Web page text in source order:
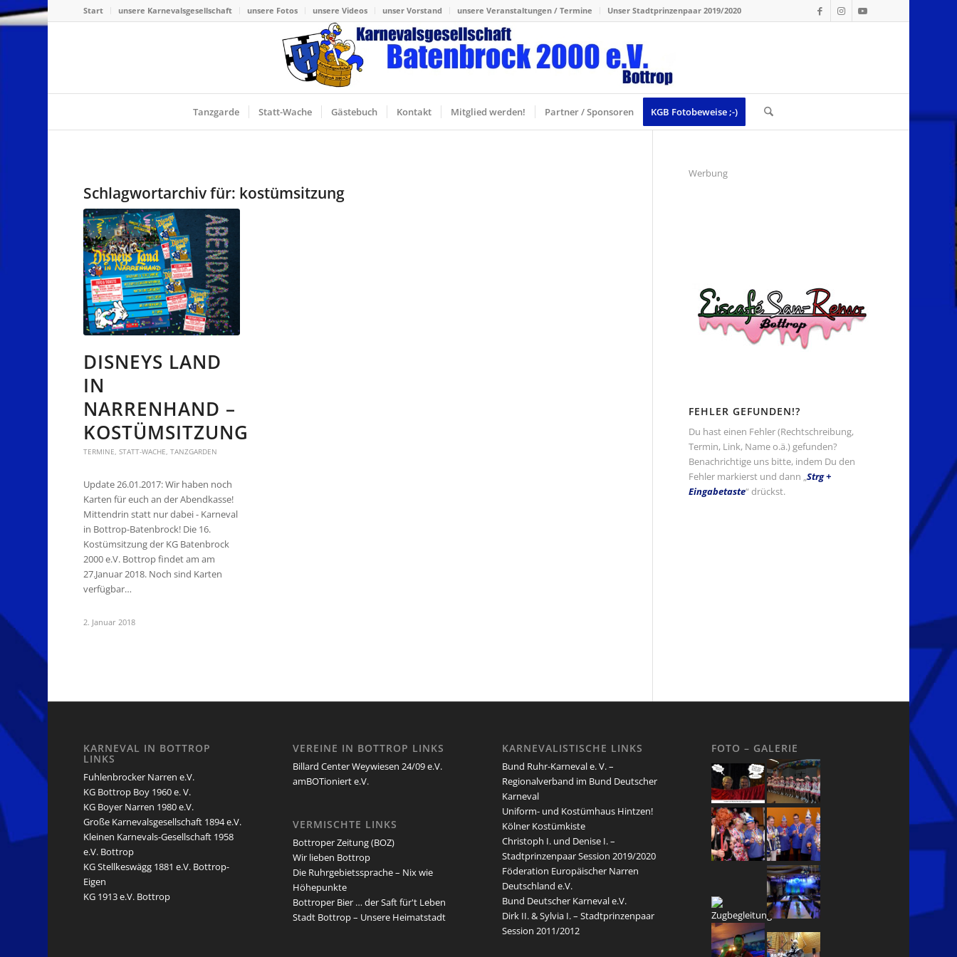
Start unsere Karnevalsgesellschaft unsere Fotos unsere Videos unser Vorstand unsere Veranstaltungen / Termine Unser Stadtprinzenpaar 2019/2020
Tanzgarde Statt-Wache Gästebuch Kontakt Mitglied werden! Partner / Sponsoren KGB Fotobeweise ;-)
Schlagwortarchiv für: kostümsitzung
DISNEYS LAND
IN
NARRENHAND –
KOSTÜMSITZUNG
TERMINE ,STATT-WACHE ,TANZGARDEN
Update 26.01.2017: Wir haben noch
Karten für euch an der Abendkasse!
Mittendrin statt nur dabei - Karneval
in Bottrop-Batenbrock! Die 16.
Kostümsitzung der KG Batenbrock
2000 e.V. Bottrop findet am am
27.Januar 2018. Noch sind Karten
verfügbar…
2. Januar 2018
Werbung
FEHLER GEFUNDEN!?
Du hast einen Fehler (Rechtschreibung,
Termin, Link, Name o.ä.) gefunden?
Benachrichtige uns bitte, indem Du den
Fehler markierst und dann „Strg +
Eingabetaste“ drückst.
KARNEVAL IN BOTTROP
LINKS
Fuhlenbrocker Narren e.V.
KG Bottrop Boy 1960 e. V.
KG Boyer Narren 1980 e.V.
Große Karnevalsgesellschaft 1894 e.V.
Kleinen Karnevals-Gesellschaft 1958
e.V. Bottrop
KG Stellkeswägg 1881 e.V. Bottrop-
Eigen
KG 1913 e.V. Bottrop
VEREINE IN BOTTROP LINKS
Billard Center Weywiesen 24/09 e.V.
amBOTioniert e.V.
VERMISCHTE LINKS
Bottroper Zeitung (BOZ)
Wir lieben Bottrop
Die Ruhrgebietssprache – Nix wie
Höhepunkte
Bottroper Bier … der Saft für't Leben
Stadt Bottrop – Unsere Heimatstadt
KARNEVALISTISCHE LINKS
Bund Ruhr-Karneval e. V. –
Regionalverband im Bund Deutscher
Karneval
Uniform- und Kostümhaus Hintzen!
Kölner Kostümkiste
Christoph I. und Denise I. –
Stadtprinzenpaar Session 2019/2020
Föderation Europäischer Narren
Deutschland e.V.
Bund Deutscher Karneval e.V.
Dirk II. & Sylvia I. – Stadtprinzenpaar
Session 2011/2012
FOTO – GALERIE